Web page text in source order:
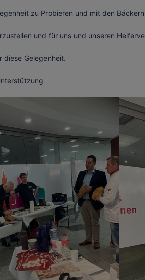
zu Probieren und mit den
und für uns und unseren
diese Gelegenheit.